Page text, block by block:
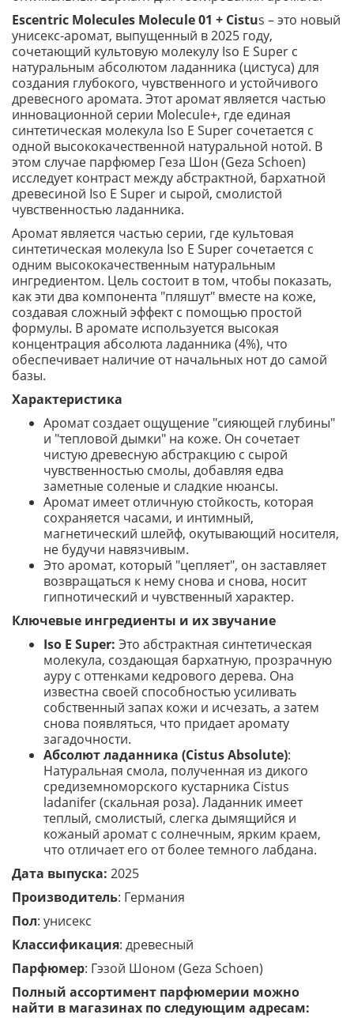
Escentric Molecules Molecule 01 + Cistus – это новый
унисекс-аромат, выпущенный в 2025 году,
сочетающий культовую молекулу Iso E Super с
натуральным абсолютом ладанника (цистуса) для
создания глубокого, чувственного и устойчивого
древесного аромата. Этот аромат является частью
инновационной серии Molecule+, где единая
синтетическая молекула Iso E Super сочетается с
одной высококачественной натуральной нотой. В
этом случае парфюмер Геза Шон (Geza Schoen)
исследует контраст между абстрактной, бархатной
древесиной Iso E Super и сырой, смолистой
чувственностью ладанника.
Аромат является частью серии, где культовая
синтетическая молекула Iso E Super сочетается с
одним высококачественным натуральным
ингредиентом. Цель состоит в том, чтобы показать,
как эти два компонента "пляшут" вместе на коже,
создавая сложный эффект с помощью простой
формулы. В аромате используется высокая
концентрация абсолюта ладанника (4%), что
обеспечивает наличие от начальных нот до самой
базы.
Характеристика
Аромат создает ощущение "сияющей глубины"
и "тепловой дымки" на коже. Он сочетает
чистую древесную абстракцию с сырой
чувственностью смолы, добавляя едва
заметные соленые и сладкие нюансы.
Аромат имеет отличную стойкость, которая
сохраняется часами, и интимный,
магнетический шлейф, окутывающий носителя,
не будучи навязчивым.
Это аромат, который "цепляет", он заставляет
возвращаться к нему снова и снова, носит
гипнотический и чувственный характер.
Ключевые ингредиенты и их звучание
Iso E Super: Это абстрактная синтетическая
молекула, создающая бархатную, прозрачную
ауру с оттенками кедрового дерева. Она
известна своей способностью усиливать
собственный запах кожи и исчезать, а затем
снова появляться, что придает аромату
загадочности.
Абсолют ладанника (Cistus Absolute):
Натуральная смола, полученная из дикого
средиземноморского кустарника Cistus
ladanifer (скальная роза). Ладанник имеет
теплый, смолистый, слегка дымящийся и
кожаный аромат с солнечным, ярким краем,
что отличает его от более темного лабдана.
Дата выпуска: 2025
Производитель: Германия
Пол: унисекс
Классификация: древесный
Парфюмер: Гэзой Шоном (Geza Schoen)
Полный ассортимент парфюмерии можно
найти в магазинах по следующим адресам: